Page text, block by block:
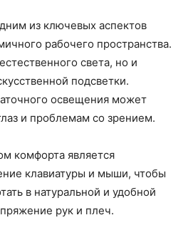
из ключевых аспектов
рабочего пространства.
света, но и
подсветки.
освещения может
и проблемам со зрением.
комфорта является
клавиатуры и мыши, чтобы
в натуральной и удобной
рук и плеч.